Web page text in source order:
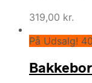
319,00 kr.
På Udsalg!